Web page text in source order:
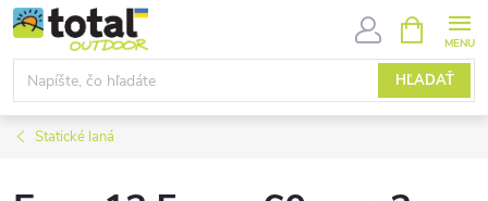
Prejsť
na
obsah
HĽADAŤ
KOŠÍK
Statické laná